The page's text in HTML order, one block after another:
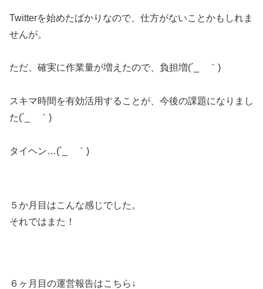
Twitterを始めたばかりなので、仕方がないことかもしれま
せんが。
ただ、確実に作業量が増えたので、負担増(´_ゝ｀)
スキマ時間を有効活用することが、今後の課題になりまし
た(´_ゝ｀)
タイヘン…(´_ゝ｀)
５か月目はこんな感じでした。
それではまた！
６ヶ月目の運営報告はこちら↓